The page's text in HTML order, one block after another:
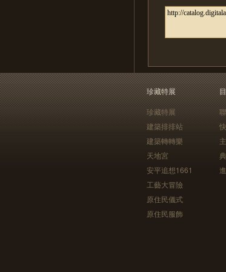
珍藏特展
珍藏特展
建築排排站
建築轉轉樂
天地宮
安平追想1661
工藝大冒險
原住民儀式
原住民服飾